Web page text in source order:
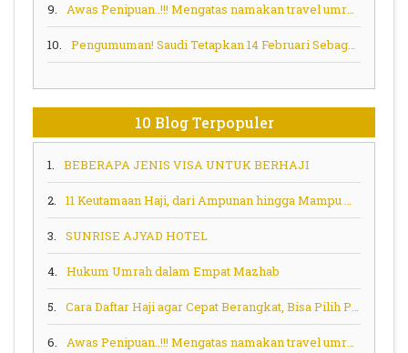
9. Awas Penipuan..!!! Mengatas namakan travel umroh haji
10. Pengumuman! Saudi Tetapkan 14 Februari Sebagai Tenggat Waktu Penyelesaian Kontrak Layanan Haji
10 Blog Terpopuler
1. BEBERAPA JENIS VISA UNTUK BERHAJI
2. 11 Keutamaan Haji, dari Ampunan hingga Mampu Memberi Syafaat
3. SUNRISE AJYAD HOTEL
4. Hukum Umrah dalam Empat Mazhab
5. Cara Daftar Haji agar Cepat Berangkat, Bisa Pilih Program Ini
6. Awas Penipuan..!!! Mengatas namakan travel umroh haji